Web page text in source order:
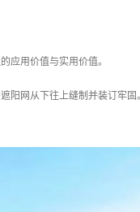
应用价值与实用价值。
阳网从下往上缝制并装订牢